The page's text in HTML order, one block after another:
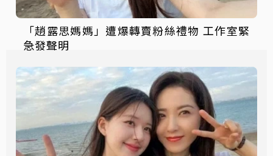
「趙露思媽媽」遭爆轉賣粉絲禮物 工作室緊
急發聲明